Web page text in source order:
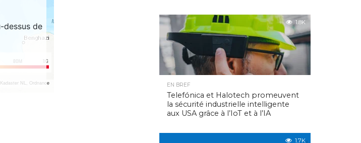
1.8K
EN BREF
Telefónica et Halotech promeuvent
la sécurité industrielle intelligente
aux USA grâce à l’IoT et à l’IA
1.7K